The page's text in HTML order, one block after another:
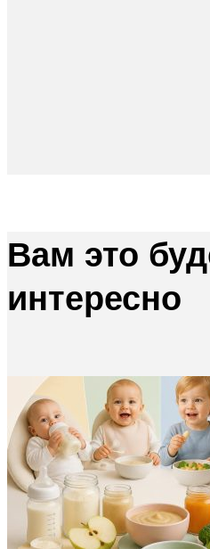
Вам это
интересно